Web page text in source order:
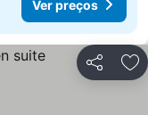
Ver preços
Partilhar